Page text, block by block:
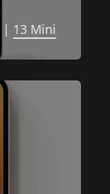
| 13 Mini